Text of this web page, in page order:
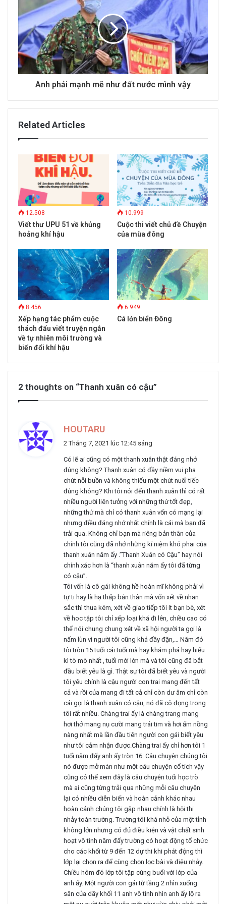
Anh phải mạnh mẽ như đất nước mình vậy
Related Articles
12.508
Viết thư UPU 51 về khủng
hoảng khí hậu
10.999
Cuộc thi viết chủ đề Chuyện
của mùa đông
8.456
Xếp hạng tác phẩm cuộc
thách đấu viết truyện ngắn
về tự nhiên môi trường và
biến đổi khí hậu
6.949
Cá lớn biển Đông
2 thoughts on “Thanh xuân có cậu”
HOUTARU
t
:
2 Tháng 7, 2021 lúc 12:45 sáng
Có lẽ ai cũng có một thanh xuân thật đáng nhớ
đúng không? Thanh xuân có đầy niềm vui pha
chút nỗi buồn và không thiếu một chút nuối tiếc
đúng không? Khi tôi nói đến thanh xuân thì có rất
nhiều người liên tưởng với những thứ tốt đẹp,
những thứ mà chỉ có thanh xuân vốn có mạng lại
nhưng điều đáng nhớ nhất chính là cái mà bạn đã
trải qua. Không chỉ bạn mà riêng bản thân của
chính tôi cũng đã nhớ những kỉ niệm khó phai của
thanh xuân năm ấy .”Thanh Xuân có Cậu” hay nói
chính xác hơn là “thanh xuân năm ấy tôi đã từng
có cậu”.
Tôi vốn là cô gái không hề hoàn mĩ không phải vì
tự ti hay là hạ thấp bản thân mà vốn xét về nhan
sắc thì thua kém, xét về giao tiếp tôi ít bạn bè, xét
về hoc tập tôi chỉ xếp loại khá đi lên, chiều cao có
thể nói chung chung xét về xã hội người ta gọi là
nấm lùn vì người tôi cũng khá đầy đặn,… Năm đó
tôi tròn 15 tuổi cái tuổi mà hay khám phá hay hiếu
kì tò mò nhất , tuổi mới lớn mà và tôi cũng đã bắt
đầu biết yêu là gì. Thật sự tôi đã biết yêu và người
tôi yêu chính là cậu người con trai mang đến tất
cả và rồi của mang đi tất cả chỉ còn dư âm chỉ còn
cái gọi là thanh xuân có cậu, nó đã cô đọng trong
tôi rất nhiều. Chàng trai ấy là chàng trang mang
hơi thở mang nụ cười mang trái tim và hơi ấm nồng
nàng nhất mà lần đầu tiên người con gái biết yêu
như tôi cảm nhận được.Chàng trai ấy chỉ hơn tôi 1
tuổi năm đấy anh ấy tròn 16. Câu chuyện chúng tôi
nó được mở màn như một câu chuyện cổ tích vậy
cũng có thể xem đây là câu chuyện tuổi học trò
mà ai cũng từng trải qua những mỗi câu chuyện
lại có nhiều diễn biến và hoàn cảnh khác nhau
hoàn cảnh chúng tôi gặp nhau chính là hội thi
nhảy toàn trường. Trường tôi khá nhỏ của một tỉnh
không lớn nhưng có đủ điều kiện và vật chất sinh
hoạt vô tình năm đấy trường có hoạt động tổ chức
cho các khối từ 9 đến 12 dự thi khi phát động thì
lớp lại chọn ra để cùng chọn lọc bài và điệu nhảy.
Chiều hôm đó lớp tôi tập cùng buổi với lớp của
anh ấy. Một người con gái từ tầng 2 nhìn xuống
sân của dãy khối 11 anh vô tình nhìn anh ấy lộ ra